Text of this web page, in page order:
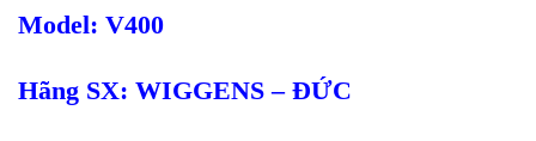
Model: V400
Hãng SX: WIGGENS – ĐỨC